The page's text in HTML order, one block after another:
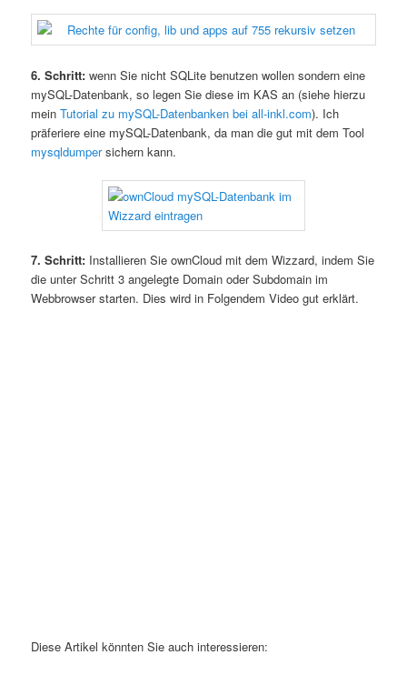
6. Schritt: wenn Sie nicht SQLite benutzen wollen sondern eine
mySQL-Datenbank, so legen Sie diese im KAS an (siehe hierzu
meinTutorial zu mySQL-Datenbanken bei all-inkl.com). Ich
präferiere eine mySQL-Datenbank, da man die gut mit dem Tool
mysqldumpersichern kann.
7. Schritt: Installieren Sie ownCloud mit dem Wizzard, indem Sie
die unter Schritt 3 angelegte Domain oder Subdomain im
Webbrowser starten. Dies wird in Folgendem Video gut erklärt.
Diese Artikel könnten Sie auch interessieren: